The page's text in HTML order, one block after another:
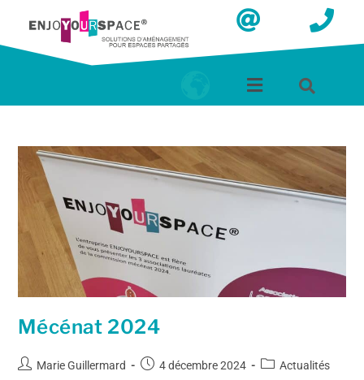
Mécénat 2024
Marie Guillermard 4 décembre 2024 Actualités